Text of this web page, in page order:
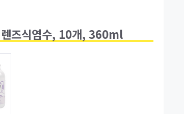
렌즈식염수, 10개, 360ml